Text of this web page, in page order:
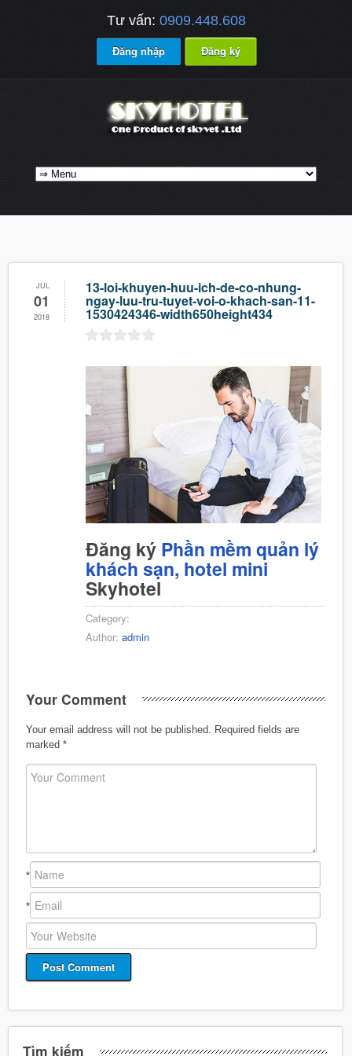
Tư vấn: 0909.448.608
Đăng nhập Đăng ký
JUL
01
2018
13-loi-khuyen-huu-ich-de-co-nhung-
ngay-luu-tru-tuyet-voi-o-khach-san-11-
1530424346-width650height434
Đăng ký Phần mềm quản lý
khách sạn, hotel mini
Skyhotel
Category:
Author: admin
Your Comment
Your email address will not be published.
Required fields are
marked *
*
*
Tìm kiếm